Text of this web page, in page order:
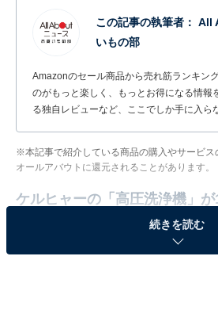
この記事の執筆者： All
いもの部
Amazonのセール商品から売れ筋ランキン
のがもっと楽しく、もっとお得になる情報
る独自レビューなど、ここでしか手に入ら
※本記事で紹介している商品の購入やサービ
オールアバウトに還元されることがあります。
ケルヒャーの「高圧洗浄機」が
続きを読む